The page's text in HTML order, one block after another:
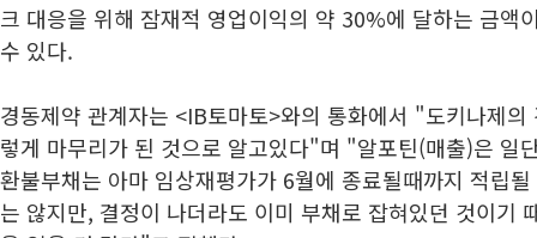
크 대응을 위해 잠재적 영업이익의 약 30%에 달하는 금액
수 있다.
경동제약 관계자는 <IB토마토>와의 통화에서 "도키나제
렇게 마무리가 된 것으로 알고있다"며 "알포틴(매출)은 일
환불부채는 아마 임상재평가가 6월에 종료될때까지 적립
는 않지만, 결정이 나더라도 이미 부채로 잡혀있던 것이기